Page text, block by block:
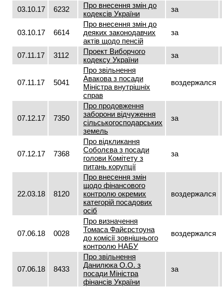
03.10.17 6232
Про внесення змін до
кодексів України
за
03.10.17 6614
Про внесення змін до
деяких законодавчих
актів щодо пенсій
за
07.11.17 3112
Проект Виборчого
кодексу України
за
07.11.17 5041
Про звільнення
Авакова з посади
Міністра внутрішніх
справ
воздержался
07.12.17 7350
Про продовження
заборони відчуження
сільськогосподарських
земель
за
07.12.17 7368
Про відкликання
Соболєва з посади
голови Комітету з
питань корупції
за
22.03.18 8120
Про внесення змін
щодо фінансового
контролю окремих
категорій посадових
осіб
воздержался
07.06.18 0028
Про визначення
Томаса Файєрстоуна
до комісії зовнішнього
контролю НАБУ
воздержался
07.06.18 8433
Про звільнення
Данилюка О.О. з
посади Міністра
фінансів України
за